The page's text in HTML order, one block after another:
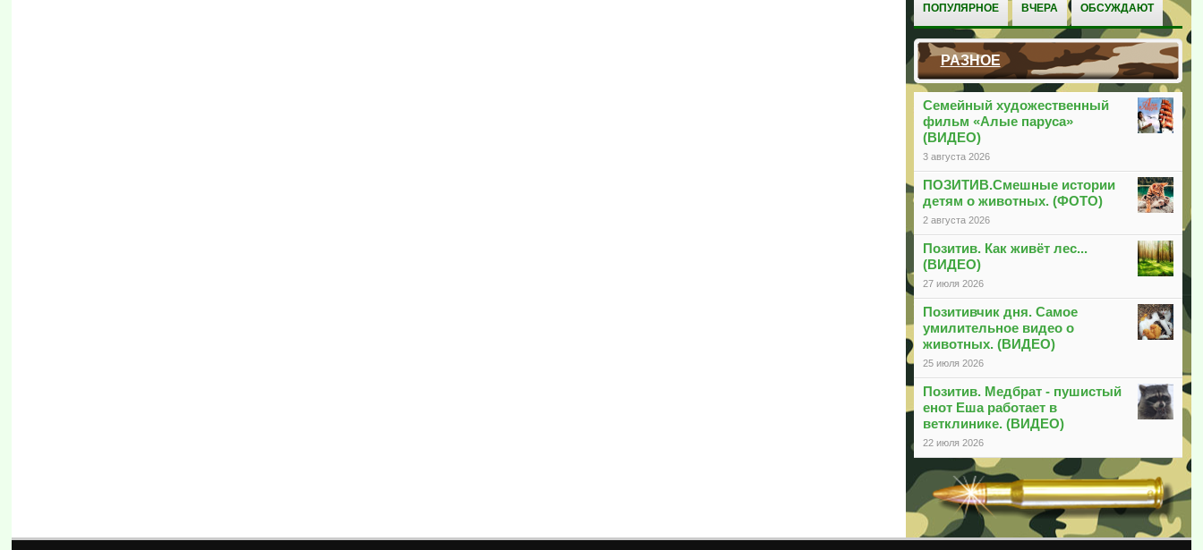
ПОПУЛЯРНОЕ ВЧЕРА ОБСУЖДАЮТ
РАЗНОЕ
Семейный художественный
фильм «Алые паруса»
(ВИДЕО)
3 августа 2026
ПОЗИТИВ.Смешные истории
детям о животных. (ФОТО)
2 августа 2026
Позитив. Как живёт лес...
(ВИДЕО)
27 июля 2026
Позитивчик дня. Самое
умилительное видео о
животных. (ВИДЕО)
25 июля 2026
Позитив. Медбрат - пушистый
енот Еша работает в
ветклинике. (ВИДЕО)
22 июля 2026